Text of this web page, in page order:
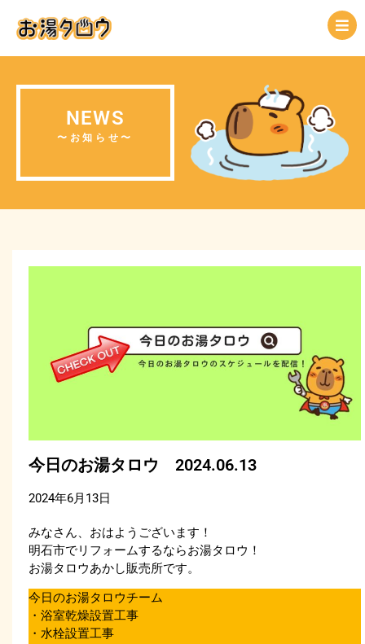
NEWS
〜お知らせ〜
今日のお湯タロウ 2024.06.13
2024年6月13日
みなさん、おはようございます！
明石市でリフォームするならお湯タロウ！
お湯タロウあかし販売所です。
今日のお湯タロウチーム
・浴室乾燥設置工事
・水栓設置工事